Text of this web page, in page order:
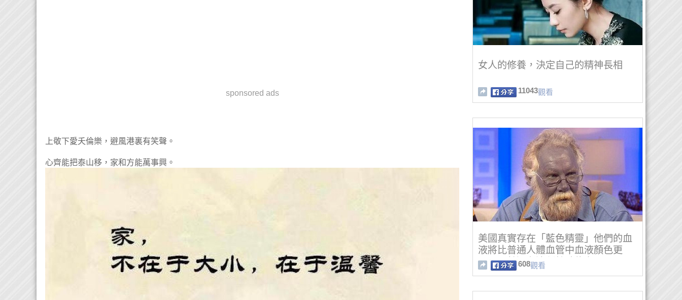
sponsored ads
上敬下愛夭倫樂，避風港裏有笑聲。
心齊能把泰山移，家和方能萬事興。
女人的修養，決定自己的精神長相
11043觀看
美國真實存在「藍色精靈」他們的血
液將比普通人體血管中血液顏色更
深！居然還有這種特殊能力...
608觀看